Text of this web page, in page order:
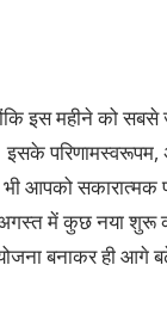
इस महीने को सबसे
आपको
में कुछ नया शुरू
बनाकर ही आगे